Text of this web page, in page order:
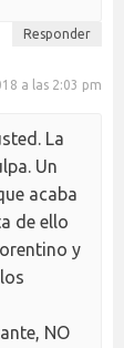
Responder
a las 2:03 pm
La
Un
acaba
de ello
y
NO